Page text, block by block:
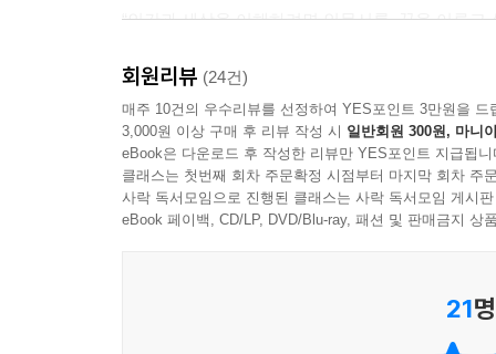
자기계발서에서 하는 이야기는 이 5가지가 거의
도하라, 꿈을 구체화하라, 그리고 꿈을 종이에 적
그다지 특별한 이야기가 아니다. 하지만 거의 모
별로 특별할 게 없는 자기계발서의 5가지 이야기
다. 사람들의 꿈은 다양하고, 또 아무리 봐도 실현
계 제일의 부자가 되고 싶어요”, “우주 비행사가
“인간과 세상을 이해하려면 인문서를, 꿈을 이루
제대로 읽는 법에 대해 쓰고 있다. 경영학 박사이
자기계발서대로 살아본 기적 같은 2년
절대 무시해선 안 되는 자기계발서의 힘!
저자는 수년 전부터 논문과 학술지 등에 지친 머
한번 따라해볼까’였다. 그간 읽은 자기계발서들
회원리뷰 (24건)
매주 10건의 우수리뷰를 선정하여 YES포인트 3만원을 드
3,000원 이상 구매 후 리뷰 작성 시 일반회원 300원, 마니
eBook은 다운로드 후 작성한 리뷰만 YES포인트 지급됩니
클래스는 첫번째 회차 주문확정 시점부터 마지막 회차 주
사락 독서모임으로 진행된 클래스는 사락 독서모임 게시
eBook 페이백, CD/LP, DVD/Blu-ray, 패션 및 판매금지 상
21